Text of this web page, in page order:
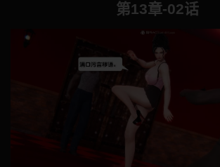
第13章-02话